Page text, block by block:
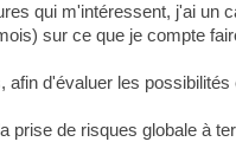
qui m'intéressent, j'ai un
sur ce que je compte
d'évaluer les
de risques globale à